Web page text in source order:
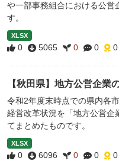
や一部事務組合における公営
す。
XLSX
0 5065 0 0 0
【秋田県】地方公営企業
令和2年度末時点での県内各
経営改革状況を「地方公営企
てまとめたものです。
XLSX
0 6096 0 0 0